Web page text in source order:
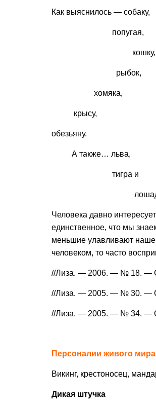
Как выяснилось — собаку,
попугая,
кошку,
рыбок,
хомяка,
крысу,
обезьяну.
А также… льва,
тигра и
Человека давно
единственное, что мы
меньшие улавливают наше
человеком, то часто
//Лиза. — 2006. — № 18. —
//Лиза. — 2005. — № 30. —
//Лиза. — 2005. — № 34. —
Персоналии живого
Викинг, крестоносец,
Дикая штучка